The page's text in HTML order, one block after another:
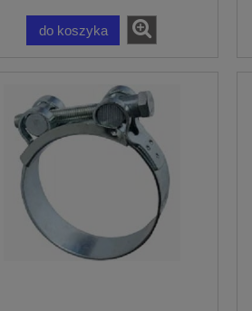
do koszyka